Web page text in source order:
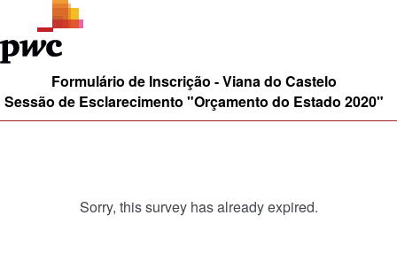
Formulário de Inscrição - Viana do Castelo
Sessão de Esclarecimento "Orçamento do Estado 2020"
Sorry, this survey has already expired.